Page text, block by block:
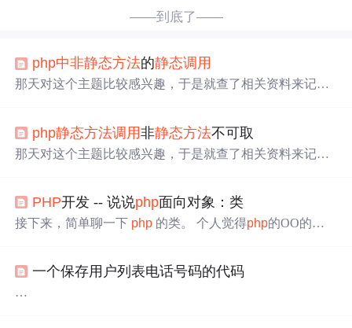
——到底了——
php中非静态方法的静态调用
那天对这个主题比较感兴趣，于是就查了相关资料来记叙
或不合理的，尽情拍砖——当然接受西红柿和鸡蛋。真
理，只存在于辩论中。-------------------------------------------------
php静态方法调用非静态方法不可取
那天对这个主题比较感兴趣，于是就查了相关资料来记叙
或不合理的，尽情拍砖——当然接受西红柿和鸡蛋。真
理，只存在于辩论中。 -------------------------------------------------
PHP开发 -- 说说php面向对象：类
接下来，简单聊一下 php 的类。 个人觉得php的OO的机
class Apple { private $_name; //--php的修饰符也是支持pirate
一个保存用户列表电话号码的代码